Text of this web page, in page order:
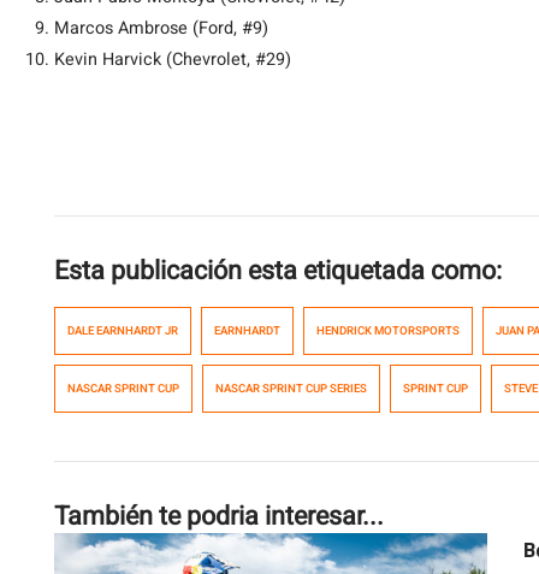
Marcos Ambrose (Ford, #9)
Kevin Harvick (Chevrolet, #29)
Esta publicación esta etiquetada como:
DALE EARNHARDT JR EARNHARDT HENDRICK MOTORSPORTS JUAN
NASCAR SPRINT CUP NASCAR SPRINT CUP SERIES SPRINT CUP
También te podria interesar...